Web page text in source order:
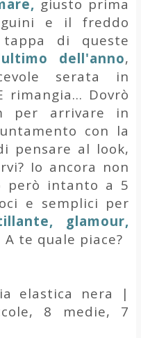
giusto prima
e il freddo
di queste
dell'anno,
serata in
rimangia... Dovrò
per arrivare in
con la
pensare al look,
Io ancora non
però intanto a 5
e semplici per
glamour,
A te quale piace?
elastica nera |
8 medie, 7